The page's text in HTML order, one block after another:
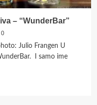
– “WunderBar”
0
Julio Frangen U
I samo ime